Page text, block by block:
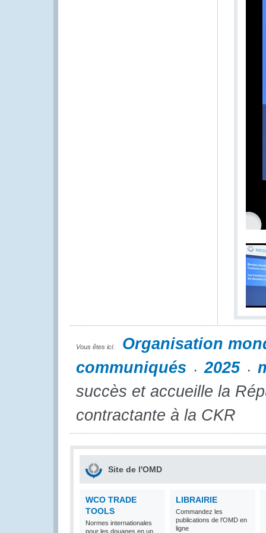
Vous êtes ici:
Organisation
communiqués
2025
succès et accueille la
contractante à la CKR
Site de l'OMD
WCO TRADE
TOOLS
Normes internationales
pour les douanes en un
LIBRAIRIE
Commandez les
publications de l'OMD en
ligne